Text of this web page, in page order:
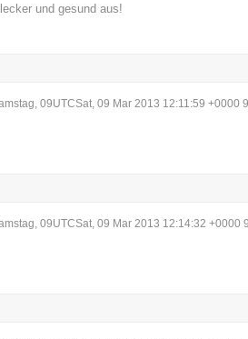
und gesund aus!
09UTCSat, 09 Mar 2013 12:11:59 +0000
09UTCSat, 09 Mar 2013 12:14:32 +0000